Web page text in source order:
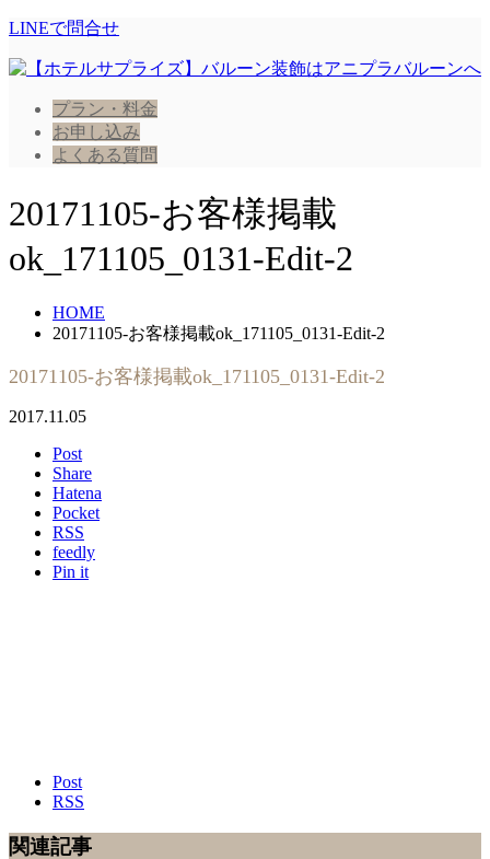
LINEで問合せ
プラン・料金
お申し込み
よくある質問
20171105-お客様掲載
ok_171105_0131-Edit-2
HOME
20171105-お客様掲載ok_171105_0131-Edit-2
20171105-お客様掲載ok_171105_0131-Edit-2
2017.11.05
Post
Share
Hatena
Pocket
RSS
feedly
Pin it
Post
RSS
関連記事